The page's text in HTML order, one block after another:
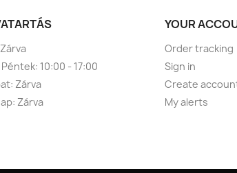
10:00 - 17:00
Zárva
Zárva
YOUR
Order tracking
Sign in
Create
My alerts